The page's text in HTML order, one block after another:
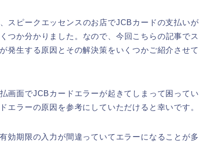
スピークエッセンスのお店でJCBカードの支払いが
つか分かりました。なので、今回こちらの記事でス
発生する原因とその解決策をいくつかご紹介させて
画面でJCBカードエラーが起きてしまって困ってい
エラーの原因を参考にしていただけると幸いです。
効期限の入力が間違っていてエラーになることが多